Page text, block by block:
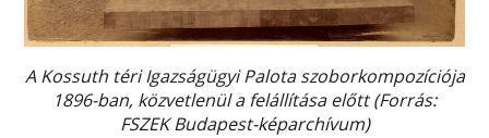
A Kossuth téri Igazságügyi Palota szoborkompozíciója
1896-ban, közvetlenül a felállítása előtt (Forrás:
FSZEK Budapest-képarchívum)